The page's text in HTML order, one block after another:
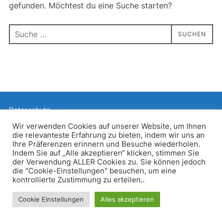
gefunden. Möchtest du eine Suche starten?
Suchen
nach:
SUCHEN
Datenschutz
Inspiro WordPress Theme von WPZOOM
Wir verwenden Cookies auf unserer Website, um Ihnen
die relevanteste Erfahrung zu bieten, indem wir uns an
Ihre Präferenzen erinnern und Besuche wiederholen.
Indem Sie auf „Alle akzeptieren“ klicken, stimmen Sie
der Verwendung ALLER Cookies zu. Sie können jedoch
die "Cookie-Einstellungen" besuchen, um eine
kontrollierte Zustimmung zu erteilen..
Cookie Einstellungen Alles akzeptieren